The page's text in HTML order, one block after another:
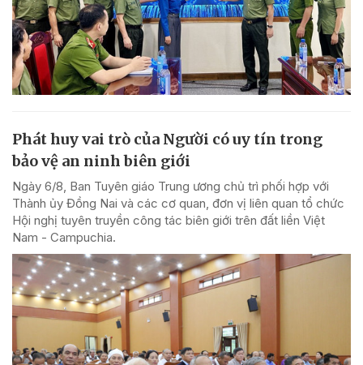
Phát huy vai trò của Người có uy tín trong
bảo vệ an ninh biên giới
Ngày 6/8, Ban Tuyên giáo Trung ương chủ trì phối hợp với
Thành ủy Đồng Nai và các cơ quan, đơn vị liên quan tổ chức
Hội nghị tuyên truyền công tác biên giới trên đất liền Việt
Nam - Campuchia.